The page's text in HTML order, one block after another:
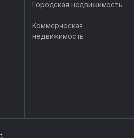
Городская недвижимость
Коммерческая
недвижимость